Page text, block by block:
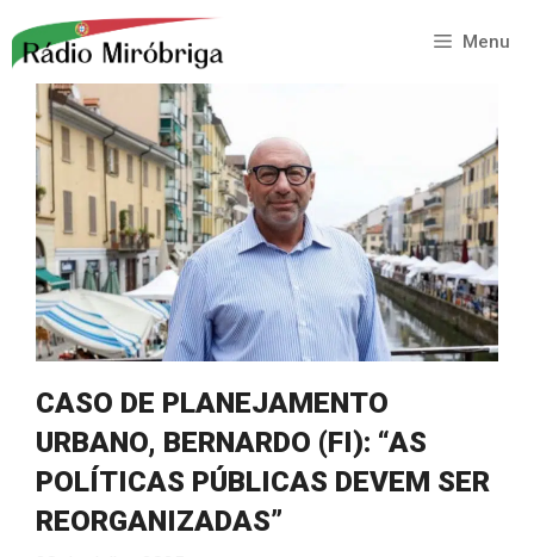
para
conteúdo
Menu
CASO DE PLANEJAMENTO
URBANO, BERNARDO (FI): “AS
POLÍTICAS PÚBLICAS DEVEM SER
REORGANIZADAS”